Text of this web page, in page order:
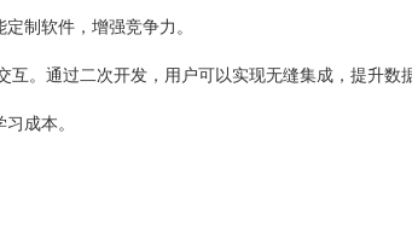
制软件，增强竞争力。
。通过二次开发，用户可以实现无缝集成，提升数
成本。